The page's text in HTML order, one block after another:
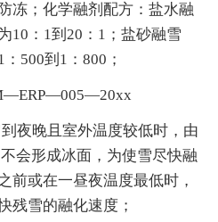
冻；化学融剂配方：盐水融
10：1到20：1；盐砂融雪
500到1：800；
夜晚且室外温度较低时，由
会形成冰面，为使雪尽快融
前或在一昼夜温度最低时，
残雪的融化速度；